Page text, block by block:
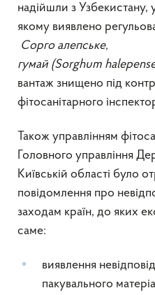
надійшли з Узбекистану,
якому виявлено
Сорго алепське,
гумай (Sorghum
вантаж знищено під
фітосанітарного
Також управлінням
Головного управління
Київській області було
повідомлення про
заходам країн, до яких
саме:
виявлення
пакувального